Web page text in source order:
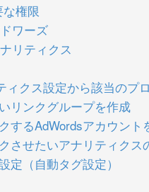
権限
ワーズ
リティクス
クス設定から該当のプ
リンクグループを作成
するAdWordsアカウント
させたいアナリティクス
定（自動タグ設定）